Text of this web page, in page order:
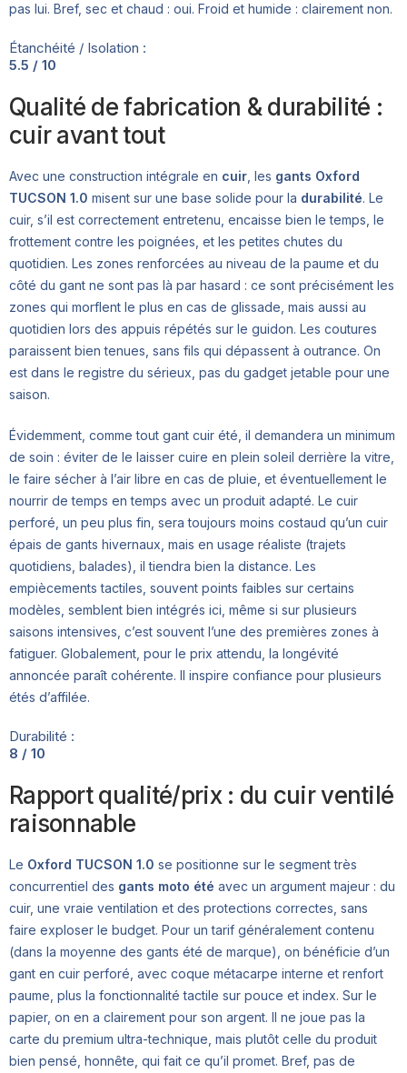
pas lui. Bref, sec et chaud : oui. Froid et humide : clairement non.
Étanchéité / Isolation :
5.5 / 10
Qualité de fabrication & durabilité :
cuir avant tout
Avec une construction intégrale en cuir , les gants Oxford
TUCSON 1.0 misent sur une base solide pour la durabilité. Le
cuir, s’il est correctement entretenu, encaisse bien le temps, le
frottement contre les poignées, et les petites chutes du
quotidien. Les zones renforcées au niveau de la paume et du
côté du gant ne sont pas là par hasard : ce sont précisément les
zones qui morflent le plus en cas de glissade, mais aussi au
quotidien lors des appuis répétés sur le guidon. Les coutures
paraissent bien tenues, sans fils qui dépassent à outrance. On
est dans le registre du sérieux, pas du gadget jetable pour une
saison.
Évidemment, comme tout gant cuir été, il demandera un minimum
de soin : éviter de le laisser cuire en plein soleil derrière la vitre,
le faire sécher à l’air libre en cas de pluie, et éventuellement le
nourrir de temps en temps avec un produit adapté. Le cuir
perforé, un peu plus fin, sera toujours moins costaud qu’un cuir
épais de gants hivernaux, mais en usage réaliste (trajets
quotidiens, balades), il tiendra bien la distance. Les
empiècements tactiles, souvent points faibles sur certains
modèles, semblent bien intégrés ici, même si sur plusieurs
saisons intensives, c’est souvent l’une des premières zones à
fatiguer. Globalement, pour le prix attendu, la longévité
annoncée paraît cohérente. Il inspire confiance pour plusieurs
étés d’affilée.
Durabilité :
8 / 10
Rapport qualité/prix : du cuir ventilé
raisonnable
Le Oxford TUCSON 1.0 se positionne sur le segment très
concurrentiel des gants moto été avec un argument majeur : du
cuir, une vraie ventilation et des protections correctes, sans
faire exploser le budget. Pour un tarif généralement contenu
(dans la moyenne des gants été de marque), on bénéficie d’un
gant en cuir perforé, avec coque métacarpe interne et renfort
paume, plus la fonctionnalité tactile sur pouce et index. Sur le
papier, on en a clairement pour son argent. Il ne joue pas la
carte du premium ultra-technique, mais plutôt celle du produit
bien pensé, honnête, qui fait ce qu’il promet. Bref, pas de